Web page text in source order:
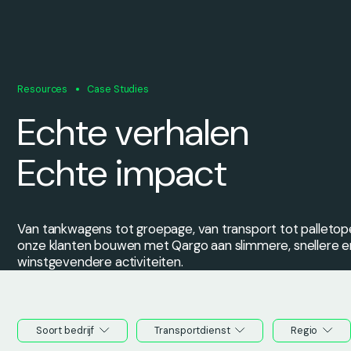
Resources Case Studies
Echte verhalen
Echte impact
Van tankwagens tot groepage, van transport tot
onze klanten bouwen met Qargo aan slimmere, snellere
winstgevendere activiteiten.
Soort bedrijf Transportdienst Regio